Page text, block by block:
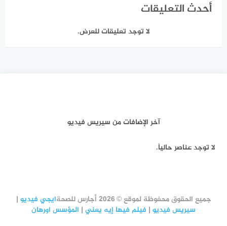
أحدث التعليقات
لا توجد تعليقات للعرض.
آخر الإضافات من سيريس فيديو
لا توجد عناصر حالياً.
جميع الحقوق محفوظة لموقع © 2026 أجارس للصحة ايجي فيديو |
سيريس فيديو | فيلم فيها إيه يعني | المؤسس اورهان